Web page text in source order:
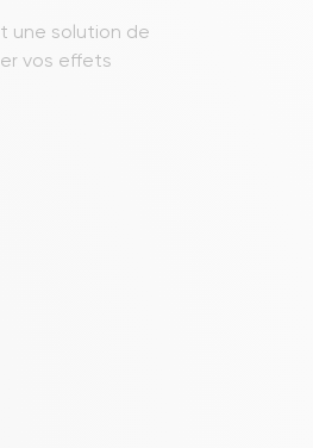
une solution de
vos effets